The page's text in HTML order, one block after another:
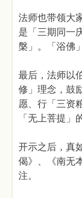
法师也带领大
是「三期同一
槃」。「浴佛
最后，法师以
修」理念，鼓
愿、行「三资
「无上菩提」
开示之后，真
偈》、《南无
注。